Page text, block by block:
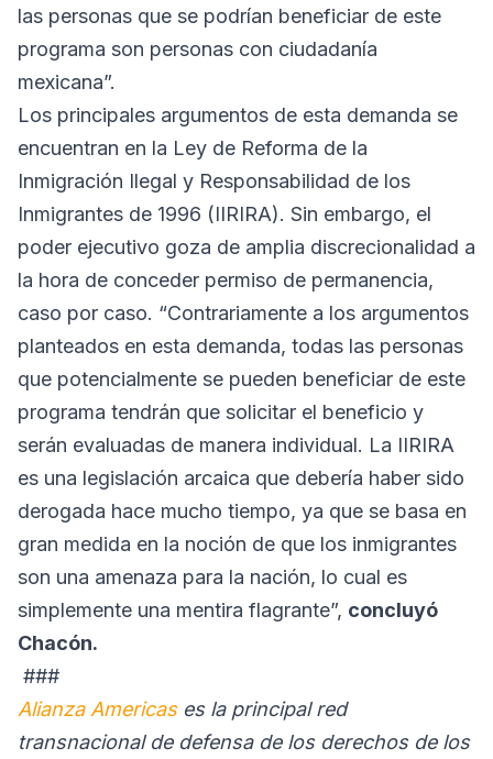
las personas que se podrían beneficiar de este
programa son personas con ciudadanía
mexicana”.
Los principales argumentos de esta demanda se
encuentran en la Ley de Reforma de la
Inmigración Ilegal y Responsabilidad de los
Inmigrantes de 1996 (IIRIRA). Sin embargo, el
poder ejecutivo goza de amplia discrecionalidad a
la hora de conceder permiso de permanencia,
caso por caso. “Contrariamente a los argumentos
planteados en esta demanda, todas las personas
que potencialmente se pueden beneficiar de este
programa tendrán que solicitar el beneficio y
serán evaluadas de manera individual. La IIRIRA
es una legislación arcaica que debería haber sido
derogada hace mucho tiempo, ya que se basa en
gran medida en la noción de que los inmigrantes
son una amenaza para la nación, lo cual es
simplemente una mentira flagrante”, concluyó
Chacón.
###
Alianza Americas es la principal red
transnacional de defensa de los derechos de los